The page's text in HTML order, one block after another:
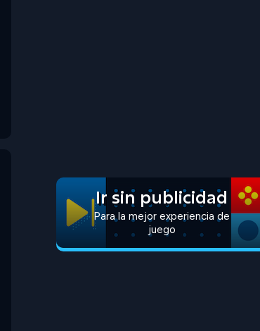
Ir sin publicidad
Para la mejor experiencia de
juego